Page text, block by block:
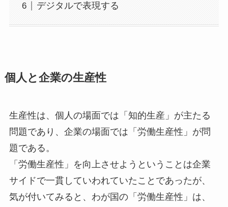
デジタルで表現する
個人と企業の生産性
生産性は、個人の場面では「知的生産」が主たる
問題であり、企業の場面では「労働生産性」が問
題である。
「労働生産性」を向上させようということは企業
サイドで一貫していわれていたことであったが、
気が付いてみると、わが国の「労働生産性」は、